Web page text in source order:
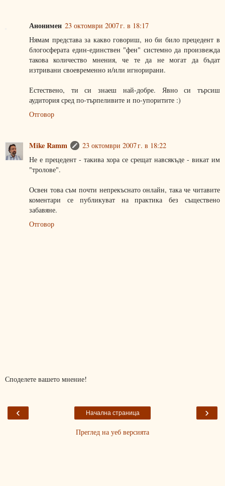
Анонимен 23 октомври 2007 г. в 18:17
Нямам представа за какво говориш, но би било прецедент в
блогосферата един-единствен "фен" системно да произвежда
такова количество мнения, че те да не могат да бъдат
изтривани своевременно и/или игнорирани.
Естествено, ти си знаеш най-добре. Явно си търсиш
аудитория сред по-търпеливите и по-упоритите :)
Отговор
Mike Ramm
23 октомври 2007 г. в 18:22
Не е прецедент - такива хора се срещат навсякъде - викат им
"тролове".
Освен това съм почти непрекъснато онлайн, така че читавите
коментари се публикуват на практика без съществено
забавяне.
Отговор
Споделете вашето мнение!
‹ ›
Начална страница
Преглед на уеб версията